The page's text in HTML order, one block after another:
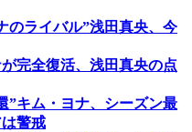
のライバル”浅田真央、今
完全復活、浅田真央の点
”キム・ヨナ、シーズン最
警戒